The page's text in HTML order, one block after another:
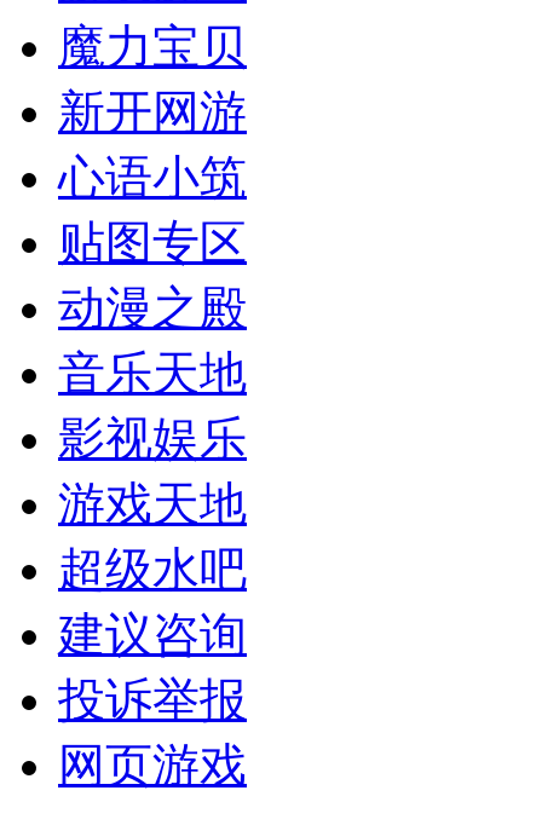
魔力宝贝
新开网游
心语小筑
贴图专区
动漫之殿
音乐天地
影视娱乐
游戏天地
超级水吧
建议咨询
投诉举报
网页游戏